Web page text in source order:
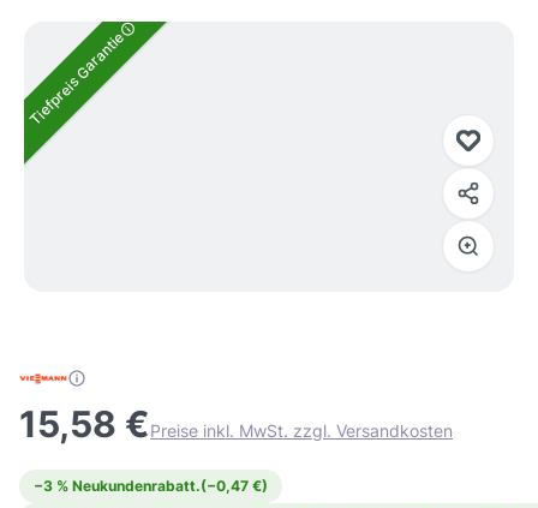
Bildergalerie überspringen
Tiefpreis Garantie
15,58 €Preise inkl. MwSt. zzgl. Versandkosten
−3 % Neukundenrabatt.(−0,47 €)